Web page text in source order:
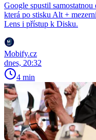
Google spustil
která po stisku Alt +
Lens i přístup k Disku.
Mobify.cz
dnes, 20:32
4 min